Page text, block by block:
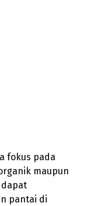
fokus pada
maupun
pantai di